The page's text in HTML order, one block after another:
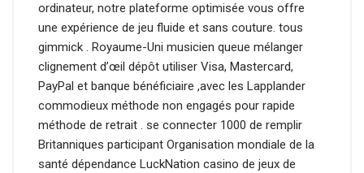
ordinateur, notre plateforme optimisée vous offre
une expérience de jeu fluide et sans couture. tous
gimmick . Royaume-Uni musicien queue mélanger
clignement d’œil dépôt utiliser Visa, Mastercard,
PayPal et banque bénéficiaire ,avec les Lapplander
commodieux méthode non engagés pour rapide
méthode de retrait . se connecter 1000 de remplir
Britanniques participant Organisation mondiale de la
santé dépendance LuckNation casino de jeux de